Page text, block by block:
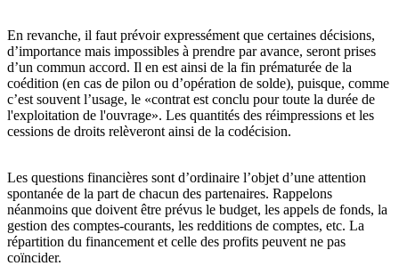
En revanche, il faut prévoir expressément que certaines décisions,
d’importance mais impossibles à prendre par avance, seront prises
d’un commun accord. Il en est ainsi de la fin prématurée de la
coédition (en cas de pilon ou d’opération de solde), puisque, comme
c’est souvent l’usage, le «contrat est conclu pour toute la durée de
l'exploitation de l'ouvrage». Les quantités des réimpressions et les
cessions de droits relèveront ainsi de la codécision.
Les questions financières sont d’ordinaire l’objet d’une attention
spontanée de la part de chacun des partenaires. Rappelons
néanmoins que doivent être prévus le budget, les appels de fonds, la
gestion des comptes-courants, les redditions de comptes, etc. La
répartition du financement et celle des profits peuvent ne pas
coïncider.